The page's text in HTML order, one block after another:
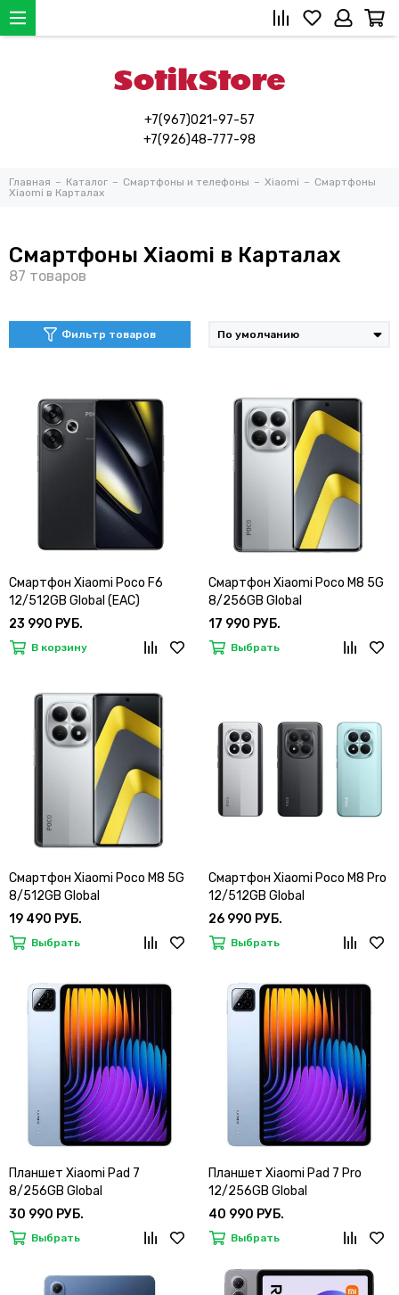
+7(967)021-97-57
+7(926)48-777-98
Главная Каталог Смартфоны и телефоны Xiaomi
Смартфоны
Xiaomi в Карталах
Смартфоны Xiaomi в Карталах
Фильтр товаров
Смартфон Xiaomi Poco F6
12/512GB Global (EAC)
23 990 РУБ.
В корзину
Смартфон Xiaomi Poco M8 5G
8/256GB Global
17 990 РУБ.
Выбрать
Смартфон Xiaomi Poco M8 5G
8/512GB Global
19 490 РУБ.
Выбрать
Смартфон Xiaomi Poco M8 Pro
12/512GB Global
26 990 РУБ.
Выбрать
Планшет Xiaomi Pad 7
8/256GB Global
30 990 РУБ.
Выбрать
Планшет Xiaomi Pad 7 Pro
12/256GB Global
40 990 РУБ.
Выбрать